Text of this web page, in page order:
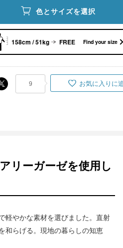
色とサイズを選択
158cm / 51kg FREE Find your size
9 お気に入りに
リーガーゼを使用し
軽やかな素材を選びました。直射
和らげる。現地の暮らしの知恵